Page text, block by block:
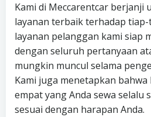
Kami di Meccarentcar berjanji
layanan terbaik terhadap
layanan pelanggan kami siap
dengan seluruh pertanyaan
mungkin muncul selama
Kami juga menetapkan
empat yang Anda sewa selalu
sesuai dengan harapan Anda.